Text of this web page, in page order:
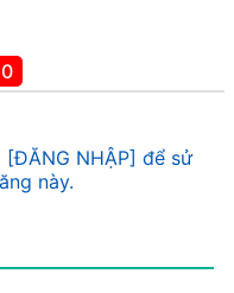
0
NHẬP] để sử
này.